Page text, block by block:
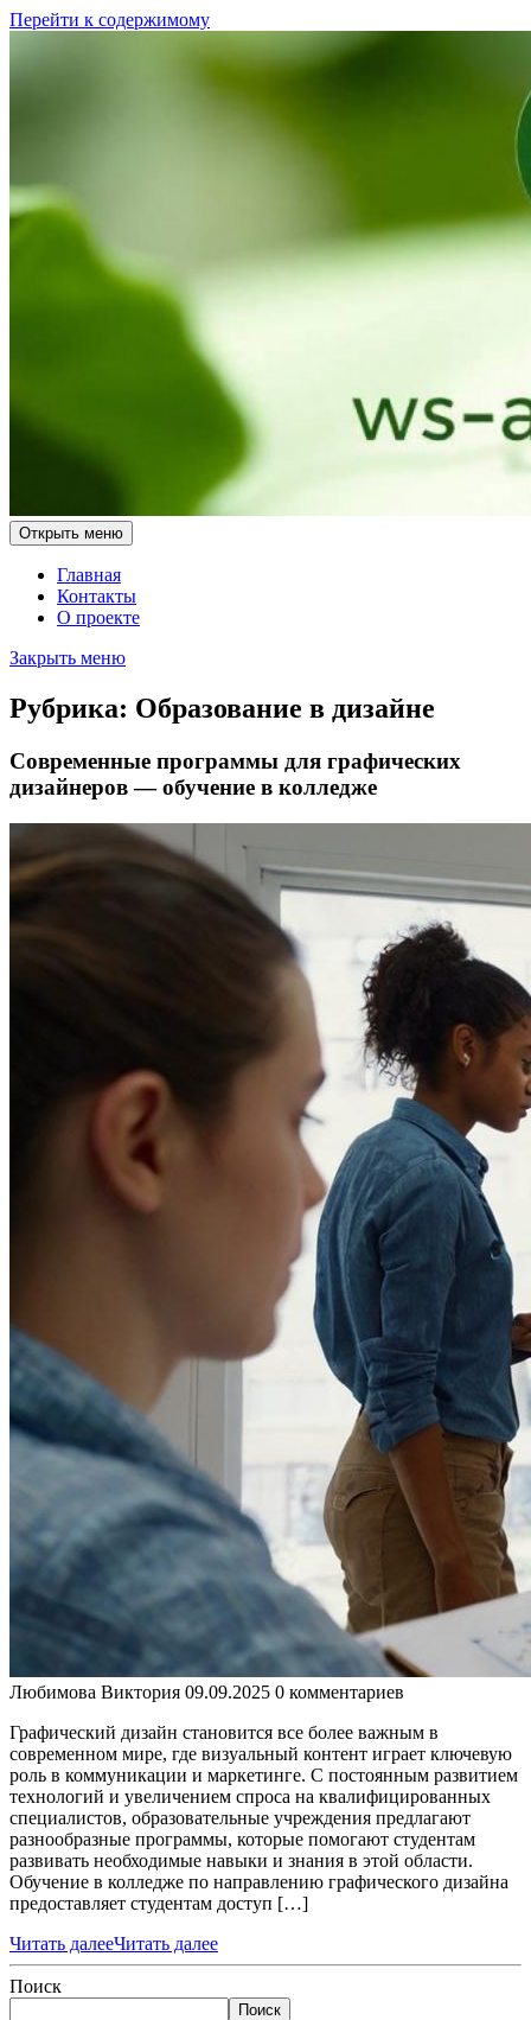
Перейти к содержимому
Открыть меню
Главная
Контакты
О проекте
Закрыть меню
Рубрика: Образование в дизайне
Современные программы для графических
дизайнеров — обучение в колледже
Любимова Виктория 09.09.2025 0 комментариев
Графический дизайн становится все более важным в
современном мире, где визуальный контент играет ключевую
роль в коммуникации и маркетинге. С постоянным развитием
технологий и увеличением спроса на квалифицированных
специалистов, образовательные учреждения предлагают
разнообразные программы, которые помогают студентам
развивать необходимые навыки и знания в этой области.
Обучение в колледже по направлению графического дизайна
предоставляет студентам доступ […]
Читать далееЧитать далее
Поиск
Поиск